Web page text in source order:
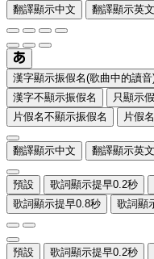
翻譯顯示中文 翻譯顯示英文
漢字顯示振假名(歌曲中的讀音
漢字不顯示振假名
只顯示
片假名不顯示振假名
片假
翻譯顯示中文 翻譯顯示英文
預設 歌詞顯示提早0.2秒
歌詞顯示提早0.8秒
歌詞顯
預設 歌詞顯示提早0.2秒